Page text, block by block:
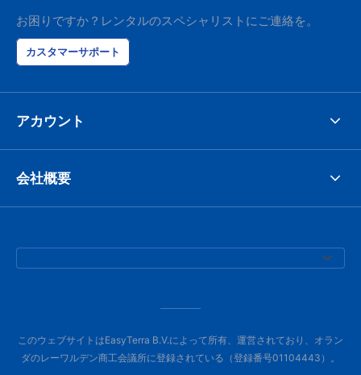
お困りですか？レンタルのスペシャリストにご連絡を。
カスタマーサポート
アカウント
会社概要
このウェブサイトはEasyTerra B.V.によって所有、運営されており、オラン
ダのレーワルデン商工会議所に登録されている（登録番号01104443）。